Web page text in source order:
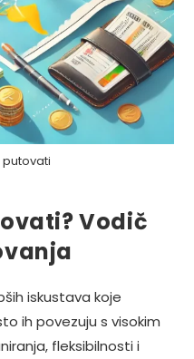
Vodič
iskustava koje
ih povezuju s visokim
fleksibilnosti i